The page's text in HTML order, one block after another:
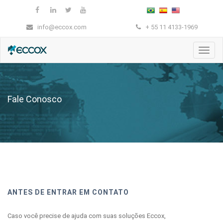
info@eccox.com + 55 11 4133-1969
Fale Conosco
ANTES DE ENTRAR EM CONTATO
Caso você precise de ajuda com suas soluções Eccox,